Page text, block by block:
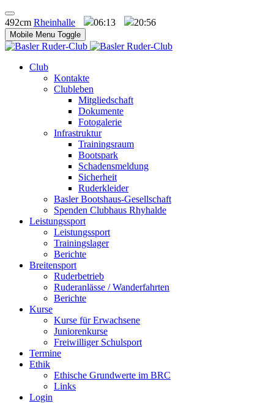
492cm Rheinhalle 06:13 20:56
Mobile Menu Toggle
Club
Kontakte
Clubleben
Mitgliedschaft
Dokumente
Fotogalerie
Infrastruktur
Trainingsraum
Bootspark
Schadensmeldung
Sicherheit
Ruderkleider
Basler Bootshaus-Gesellschaft
Spenden Clubhaus Rhyhalde
Leistungssport
Leistungssport
Trainingslager
Berichte
Breitensport
Ruderbetrieb
Ruderanlässe / Wanderfahrten
Berichte
Kurse
Kurse für Erwachsene
Juniorenkurse
Freiwilliger Schulsport
Termine
Ethik
Ethische Grundwerte im BRC
Links
Login